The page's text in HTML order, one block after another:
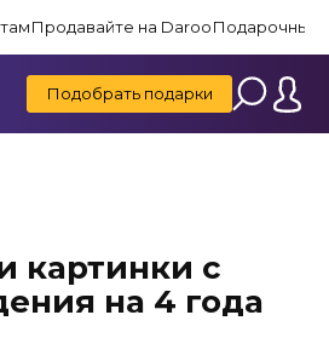
Продавайте на DarooПодарочные
Подобрать подарки
картинки с
на 4 года